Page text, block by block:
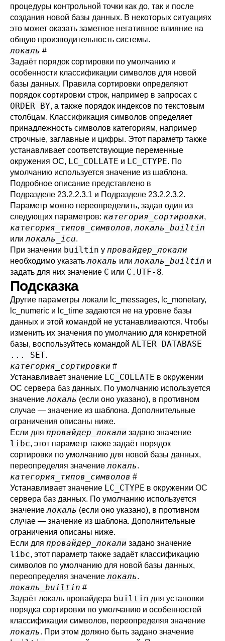
процедуры контрольной точки как до, так и после
создания новой базы данных. В некоторых ситуациях
это может оказать заметное негативное влияние на
общую производительность системы.
локаль #
Задаёт порядок сортировки по умолчанию и
особенности классификации символов для новой
базы данных. Правила сортировки определяют
порядок сортировки строк, например в запросах с
ORDER BY, а также порядок индексов по текстовым
столбцам. Классификация символов определяет
принадлежность символов категориям, например
строчные, заглавные и цифры. Этот параметр также
устанавливает соответствующие переменные
окружения ОС, LC_COLLATE и LC_CTYPE. По
умолчанию используется значение из шаблона.
Подробное описание представлено в
Подразделе 23.2.2.3.1 и Подразделе 23.2.2.3.2.
Параметр можно переопределить, задав один из
следующих параметров: категория_сортировки,
категория_типов_символов, локаль_builtin
или локаль_icu.
При значении builtin у провайдер_локали
необходимо указать локаль или локаль_builtin и
задать для них значение C или C.UTF-8.
Подсказка
Другие параметры локали lc_messages, lc_monetary,
lc_numeric и lc_time задаются не на уровне базы
данных и этой командой не устанавливаются. Чтобы
изменить их значения по умолчанию для конкретной
базы, воспользуйтесь командой ALTER DATABASE
... SET.
категория_сортировки #
Устанавливает значение LC_COLLATE в окружении
ОС сервера баз данных. По умолчанию используется
значение локаль (если оно указано), в противном
случае — значение из шаблона. Дополнительные
ограничения описаны ниже.
Если для провайдер_локали задано значение
libc, этот параметр также задаёт порядок
сортировки по умолчанию для новой базы данных,
переопределяя значение локаль.
категория_типов_символов #
Устанавливает значение LC_CTYPE в окружении ОС
сервера баз данных. По умолчанию используется
значение локаль (если оно указано), в противном
случае — значение из шаблона. Дополнительные
ограничения описаны ниже.
Если для провайдер_локали задано значение
libc, этот параметр также задаёт классификацию
символов по умолчанию для новой базы данных,
переопределяя значение локаль.
локаль_builtin #
Задаёт локаль провайдера builtin для установки
порядка сортировки по умолчанию и особенностей
классификации символов, переопределяя значение
локаль. При этом должно быть задано значение